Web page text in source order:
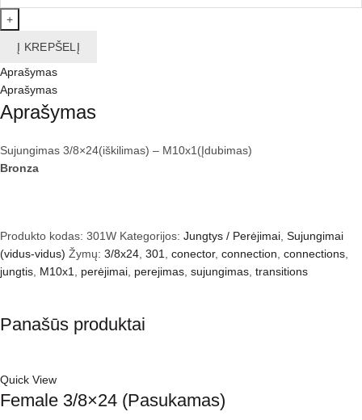
Sujungimas
M10x1
Į KREPŠELĮ
Aprašymas
Aprašymas
Aprašymas
Sujungimas 3/8×24(iškilimas) – M10x1(Įdubimas)
Bronza
Produkto kodas: 301W Kategorijos: Jungtys / Perėjimai, Sujungimai
(vidus-vidus) Žymų: 3/8x24, 301, conector, connection, connections,
jungtis, M10x1, perėjimai, perejimas, sujungimas, transitions
Panašūs produktai
Quick View
Female 3/8×24 (Pasukamas)